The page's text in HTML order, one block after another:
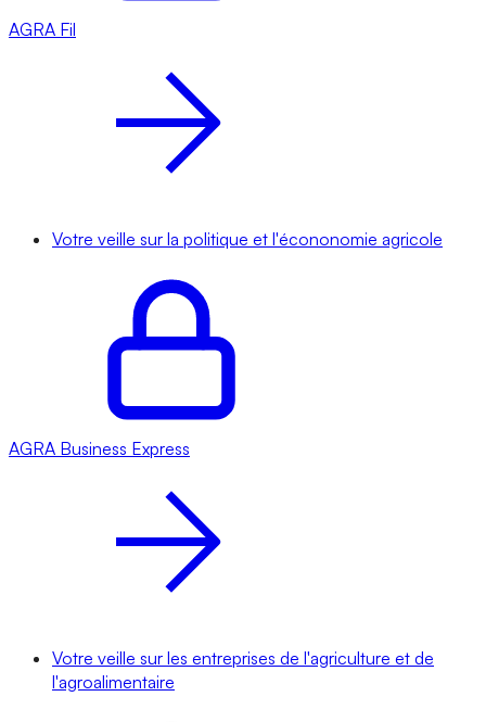
AGRA Fil
Votre veille sur la politique et l'écononomie agricole
AGRA Business Express
Votre veille sur les entreprises de l'agriculture et de
l'agroalimentaire